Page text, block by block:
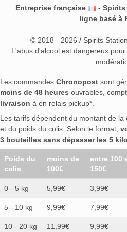
Entreprise française -
ligne basé à
© 2018 - 2026 / Spirits
L'abus d'alcool est dangereux
Les commandes Chronopost sont
moins de 48 heures ouvrables,
livraison à en relais pickup*.
Les tarifs dépendent du montant de
et du poids du colis. Selon le format,
3 bouteilles sans dépasser les 5
Poids du
colis
moins de
100€
entre 100
150€
0 - 5 kg 5,99€ 3,99€
5 - 10 kg 9,99€ 7,99€
10 - 20 kg 11,99€ 9,99€